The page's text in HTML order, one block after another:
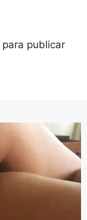
para publicar